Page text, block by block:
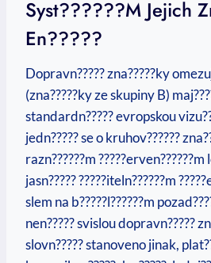
Syst??????m Jejich
En?????
Dopravn????? zna?????ky
(zna?????ky ze skupiny B)
standardn????? evropskou
jedn????? se o kruhov??????
razn??????m ?????erven??????m
jasn????? ?????iteln??????m
slem na b?????l??????m
nen????? svislou dopravn?????
slovn????? stanoveno jinak,